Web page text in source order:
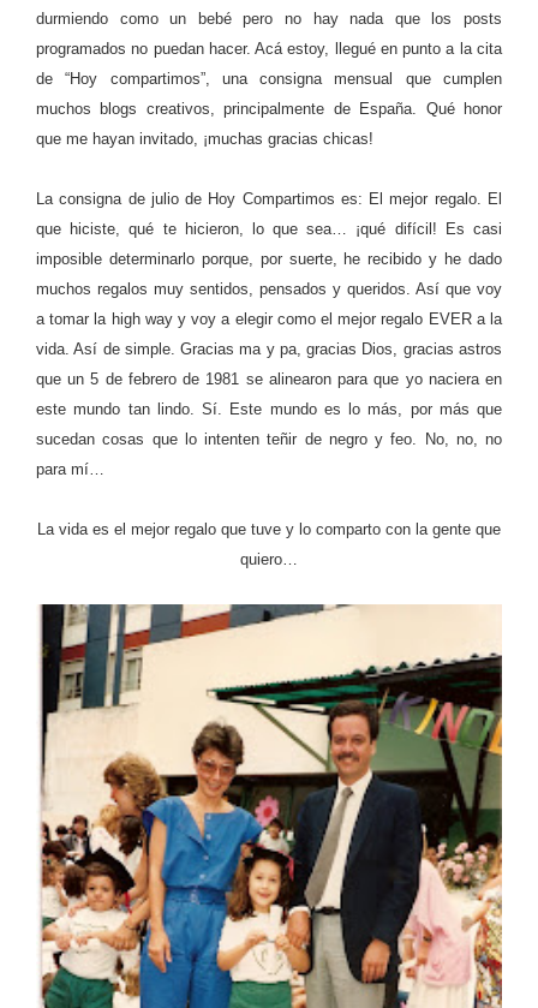
durmiendo como un bebé pero no hay nada que los posts
programados no puedan hacer. Acá estoy, llegué en punto a la cita
de “Hoy compartimos”, una consigna mensual que cumplen
muchos blogs creativos, principalmente de España. Qué honor
que me hayan invitado, ¡muchas gracias chicas!
La consigna de julio de Hoy Compartimos es: El mejor regalo. El
que hiciste, qué te hicieron, lo que sea… ¡qué difícil! Es casi
imposible determinarlo porque, por suerte, he recibido y he dado
muchos regalos muy sentidos, pensados y queridos. Así que voy
a tomar la high way y voy a elegir como el mejor regalo EVER a la
vida. Así de simple. Gracias ma y pa, gracias Dios, gracias astros
que un 5 de febrero de 1981 se alinearon para que yo naciera en
este mundo tan lindo. Sí. Este mundo es lo más, por más que
sucedan cosas que lo intenten teñir de negro y feo. No, no, no
para mí…
La vida es el mejor regalo que tuve y lo comparto con la gente que
quiero…